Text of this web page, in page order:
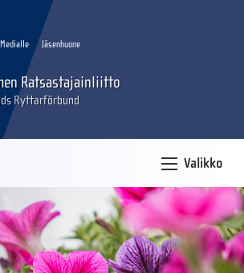
Medialle Jäsenhuone
Ratsastajainliitto
Ryttarförbund
Valikko